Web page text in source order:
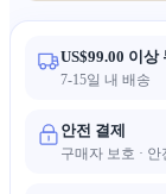
US$99.00 이상
7-15일 내 배송
안전 결제
구매자 보호 · 안